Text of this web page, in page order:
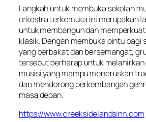
Langkah untuk membuka sekolah
orkestra terkemuka ini merupakan
untuk membangun dan
klasik. Dengan membuka pintu bagi
yang berbakat dan bersemangat,
tersebut berharap untuk
musisi yang mampu meneruskan
dan mendorong perkembangan
masa depan.
https://www.creeksidelandsinn.com